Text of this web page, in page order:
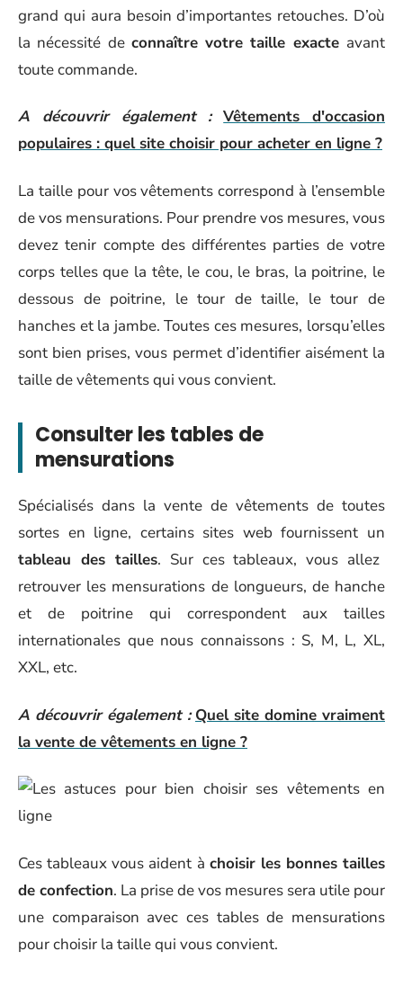
grand qui aura besoin d’importantes retouches. D’où
la nécessité de connaître votre taille exacte avant
toute commande.
A découvrir également : Vêtements d'occasion
populaires : quel site choisir pour acheter en ligne ?
La taille pour vos vêtements correspond à l’ensemble
de vos mensurations. Pour prendre vos mesures, vous
devez tenir compte des différentes parties de votre
corps telles que la tête, le cou, le bras, la poitrine, le
dessous de poitrine, le tour de taille, le tour de
hanches et la jambe. Toutes ces mesures, lorsqu’elles
sont bien prises, vous permet d’identifier aisément la
taille de vêtements qui vous convient.
Consulter les tables de
mensurations
Spécialisés dans la vente de vêtements de toutes
sortes en ligne, certains sites web fournissent un
tableau des tailles. Sur ces tableaux, vous allez
retrouver les mensurations de longueurs, de hanche
et de poitrine qui correspondent aux tailles
internationales que nous connaissons : S, M, L, XL,
XXL, etc.
A découvrir également : Quel site domine vraiment
la vente de vêtements en ligne ?
Ces tableaux vous aident à choisir les bonnes tailles
de confection. La prise de vos mesures sera utile pour
une comparaison avec ces tables de mensurations
pour choisir la taille qui vous convient.